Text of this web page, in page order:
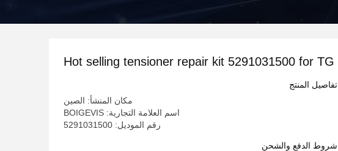
Hot selling tensioner repair kit 5291031500 for TG
تفاصيل المنتج
مكان المنشأ: الصين
اسم العلامة التجارية: BOIGEVIS
رقم الموديل: 5291031500
شروط الدفع والشحن